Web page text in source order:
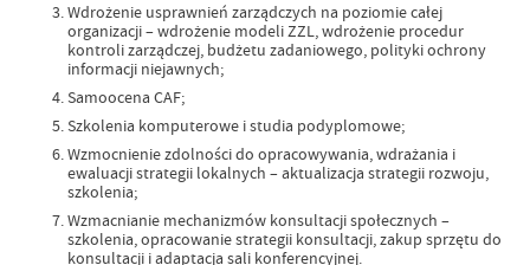
Wdrożenie usprawnień zarządczych na poziomie całej
organizacji – wdrożenie modeli ZZL, wdrożenie procedur
kontroli zarządczej, budżetu zadaniowego, polityki ochrony
informacji niejawnych;
Samoocena CAF;
Szkolenia komputerowe i studia podyplomowe;
Wzmocnienie zdolności do opracowywania, wdrażania i
ewaluacji strategii lokalnych – aktualizacja strategii rozwoju,
szkolenia;
Wzmacnianie mechanizmów konsultacji społecznych –
szkolenia, opracowanie strategii konsultacji, zakup sprzętu do
konsultacji i adaptacja sali konferencyjnej.